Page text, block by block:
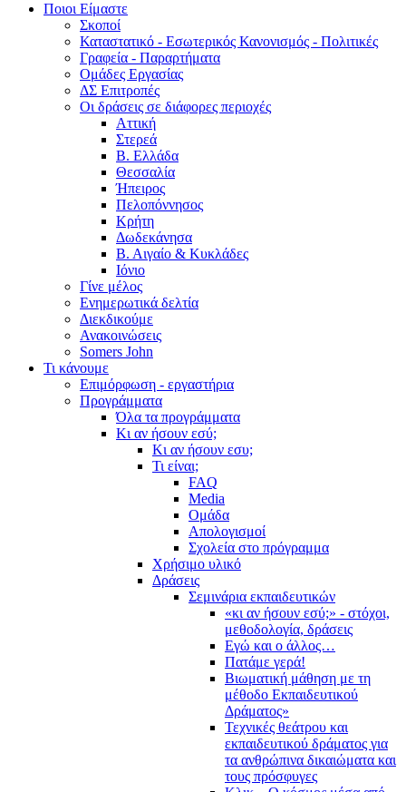
Ποιοι Είμαστε
Σκοποί
Καταστατικό - Εσωτερικός Κανονισμός - Πολιτικές
Γραφεία - Παραρτήματα
Ομάδες Εργασίας
ΔΣ Επιτροπές
Οι δράσεις σε διάφορες περιοχές
Αττική
Στερεά
Β. Ελλάδα
Θεσσαλία
Ήπειρος
Πελοπόννησος
Κρήτη
Δωδεκάνησα
Β. Αιγαίο & Κυκλάδες
Ιόνιο
Γίνε μέλος
Ενημερωτικά δελτία
Διεκδικούμε
Ανακοινώσεις
Somers John
Τι κάνουμε
Επιμόρφωση - εργαστήρια
Προγράμματα
Όλα τα προγράμματα
Κι αν ήσουν εσύ;
Κι αν ήσουν εσυ;
Τι είναι;
FAQ
Media
Ομάδα
Απολογισμοί
Σχολεία στο πρόγραμμα
Χρήσιμο υλικό
Δράσεις
Σεμινάρια εκπαιδευτικών
«κι αν ήσουν εσύ;» - στόχοι,
μεθοδολογία, δράσεις
Εγώ και ο άλλος…
Πατάμε γερά!
Βιωματική μάθηση με τη
μέθοδο Εκπαιδευτικού
Δράματος»
Τεχνικές θεάτρου και
εκπαιδευτικού δράματος για
τα ανθρώπινα δικαιώματα και
τους πρόσφυγες